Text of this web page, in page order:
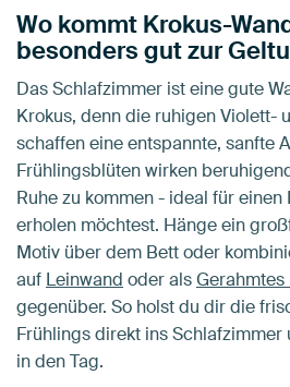
Wo kommt Krokus-
besonders gut zur
Das Schlafzimmer ist eine gute
Krokus, denn die ruhigen Violett-
schaffen eine entspannte, sanfte
Frühlingsblüten wirken
Ruhe zu kommen - ideal für
erholen möchtest. Hänge ein
Motiv über dem Bett oder
auf Leinwand oder alsGerahmtes
gegenüber. So holst du dir die
Frühlings direkt ins
in den Tag.